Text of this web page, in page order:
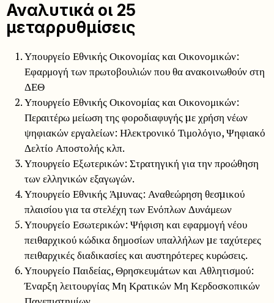
Αναλυτικά οι 25
μεταρρυθμίσεις
Υπουργείο Εθνικής Οικονομίας και Οικονομικών:
Εφαρμογή των πρωτοβουλιών που θα ανακοινωθούν στη
ΔΕΘ
Υπουργείο Εθνικής Οικονομίας και Οικονομικών:
Περαιτέρω μείωση της φοροδιαφυγής µε χρήση νέων
ψηφιακών εργαλείων: Ηλεκτρονικό Τιμολόγιο, Ψηφιακό
Δελτίο Αποστολής κλπ.
Υπουργείο Εξωτερικών: Στρατηγική για την προώθηση
των ελληνικών εξαγωγών.
Υπουργείο Εθνικής Άµυνας: Αναθεώρηση θεσµικού
πλαισίου για τα στελέχη των Ενόπλων Δυνάμεων
Υπουργείο Εσωτερικών: Ψήφιση και εφαρμογή νέου
πειθαρχικού κώδικα δημοσίων υπαλλήλων µε ταχύτερες
πειθαρχικές διαδικασίες και αυστηρότερες κυρώσεις.
Υπουργείο Παιδείας, Θρησκευμάτων και Αθλητισμού:
Έναρξη λειτουργίας Μη Κρατικών Μη Κερδοσκοπικών